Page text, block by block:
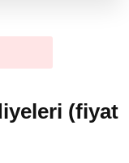
(fiyat